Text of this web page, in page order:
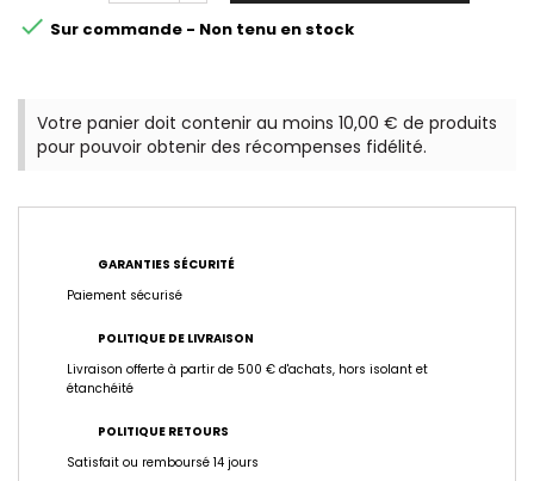
 Sur commande - Non tenu en stock
Votre panier doit contenir au moins 10,00 € de produits
pour pouvoir obtenir des récompenses fidélité.
GARANTIES SÉCURITÉ
Paiement sécurisé
POLITIQUE DE LIVRAISON
Livraison offerte à partir de 500 € d'achats, hors isolant et
étanchéité
POLITIQUE RETOURS
Satisfait ou remboursé 14 jours